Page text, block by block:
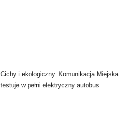
Cichy i ekologiczny. Komunikacja Miejska
testuje w pełni elektryczny autobus